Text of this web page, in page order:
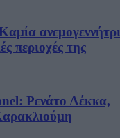
περιοχές της
Ρενάτο Λέκκα,